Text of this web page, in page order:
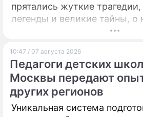
прятались жуткие
легенды и великие тайны, о
миллионы прохожих даже
10:47 / 07 августа 2026
Педагоги детских
Москвы передают
других регионов
Уникальная система